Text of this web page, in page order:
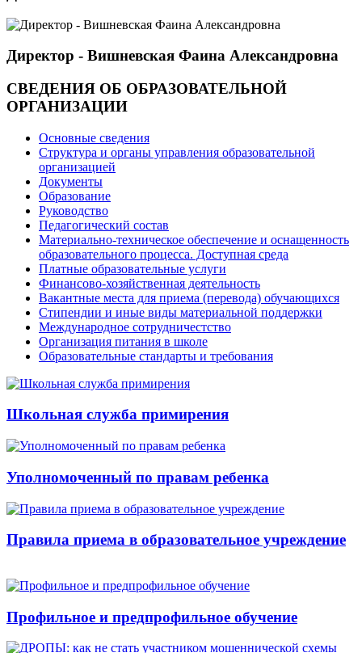
Директор - Вишневская Фаина Александровна
СВЕДЕНИЯ ОБ ОБРАЗОВАТЕЛЬНОЙ
ОРГАНИЗАЦИИ
Основные сведения
Структура и органы управления образовательной
организацией
Документы
Образование
Руководство
Педагогический состав
Материально-техническое обеспечение и оснащенность
образовательного процесса. Доступная среда
Платные образовательные услуги
Финансово-хозяйственная деятельность
Вакантные места для приема (перевода) обучающихся
Стипендии и иные виды материальной поддержки
Международное сотрудничестство
Организация питания в школе
Образовательные стандарты и требования
Школьная служба примирения
Уполномоченный по правам ребенка
Правила приема в образовательное учреждение
Профильное и предпрофильное обучение